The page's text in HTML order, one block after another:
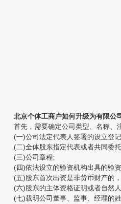
北京个体工商户如何升级为有限公
首先，需要确定公司类型、名称、注
(一)公司法定代表人签署的设立登
(二)全体股东指定代表或者共同委托
(三)公司章程;
(四)依法设立的验资机构出具的验资
(五)股东首次出资是非货币财产的，
(六)股东的主体资格证明或者自然人
(七)载明公司董事、监事、经理的姓